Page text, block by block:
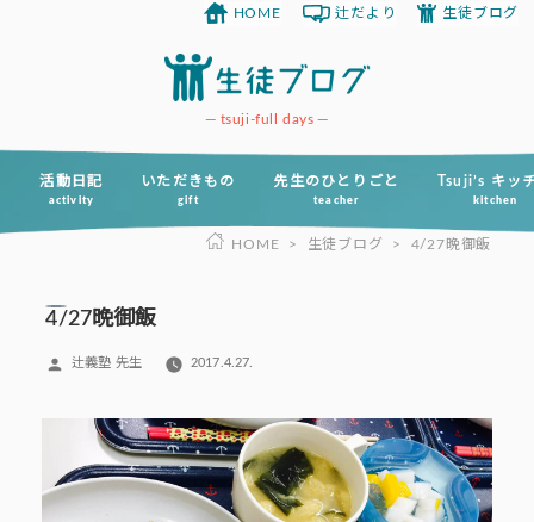
ツ
tsuji-full days
活動日記
activity
いただきもの
gift
先生のひとりごと
teacher
Tsuji’s キッ
kitchen
HOME 辻だより 生徒ブログ
HOME > 生徒ブログ > 4/27晩御飯
4/27晩御飯
投
辻義塾 先生 2017.4.27.